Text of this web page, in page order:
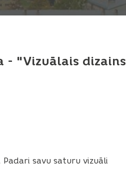
- "Vizuālais dizains
savu saturu vizuāli